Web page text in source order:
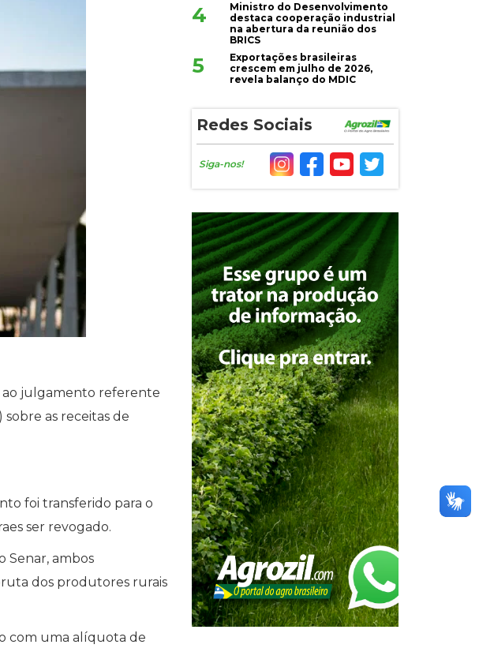
ao julgamento referente
as receitas de
foi transferido para o
ser revogado.
Senar, ambos
dos produtores rurais
com uma alíquota de
4
Ministro do Desenvolvimento
destaca cooperação industrial
na abertura da reunião dos
BRICS
5
Exportações brasileiras
crescem em julho de 2026,
revela balanço do MDIC
Redes Sociais
Siga-nos!